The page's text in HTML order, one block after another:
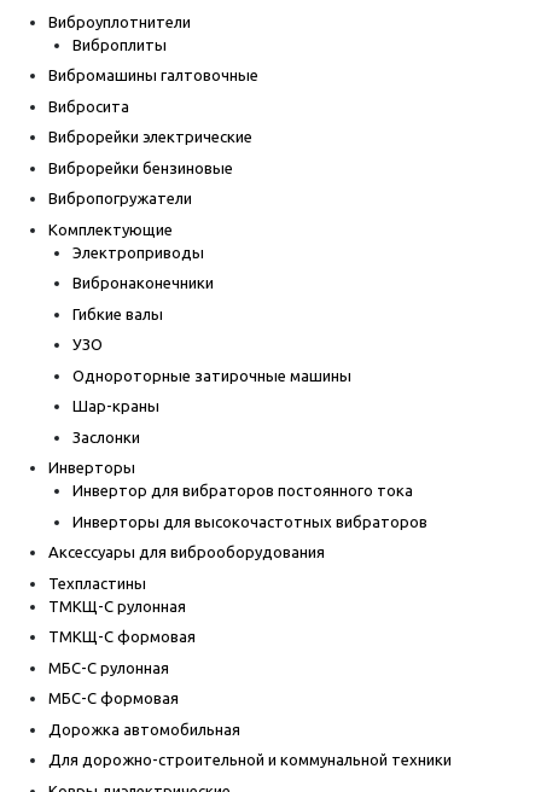
Виброуплотнители
Виброплиты
Вибромашины галтовочные
Вибросита
Виброрейки электрические
Виброрейки бензиновые
Вибропогружатели
Комплектующие
Электроприводы
Вибронаконечники
Гибкие валы
УЗО
Однороторные затирочные машины
Шар-краны
Заслонки
Инверторы
Инвертор для вибраторов постоянного тока
Инверторы для высокочастотных вибраторов
Аксессуары для виброоборудования
Техпластины
ТМКЩ-С рулонная
ТМКЩ-С формовая
МБС-С рулонная
МБС-С формовая
Дорожка автомобильная
Для дорожно-строительной и коммунальной техники